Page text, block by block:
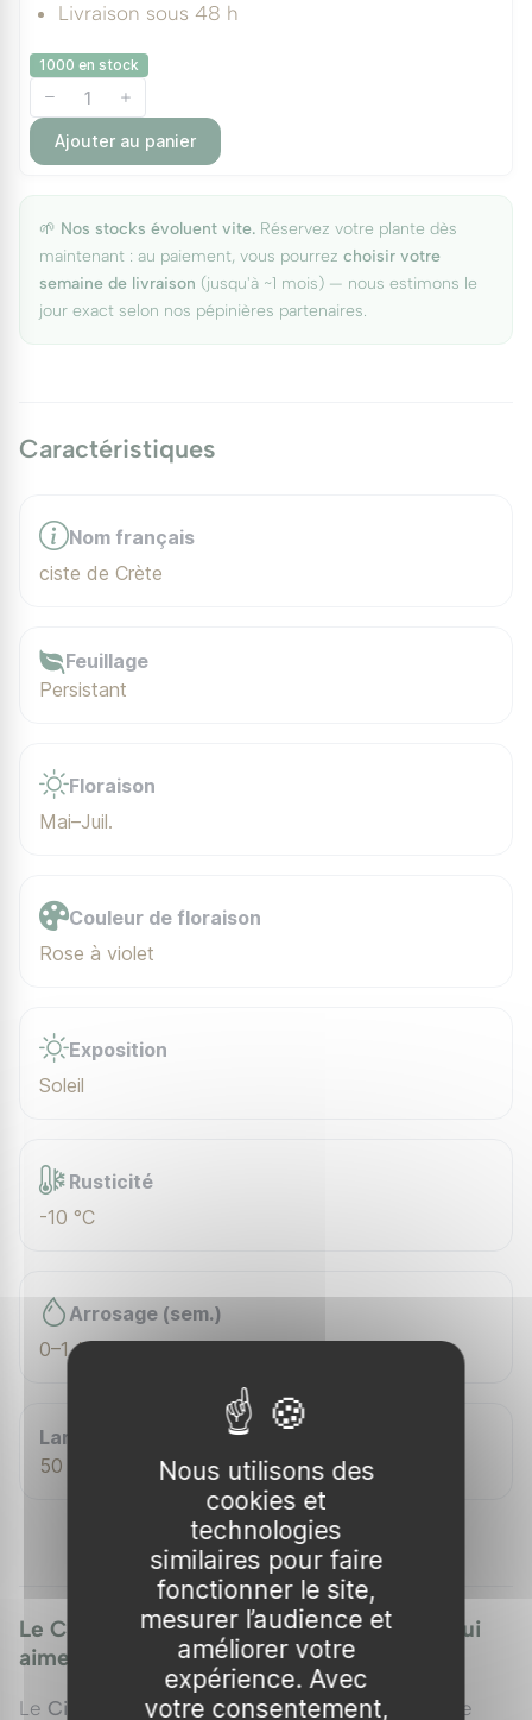
Livraison sous 48 h
1000 en stock
Ajouter au panier
🌱 Nos stocks évoluent vite. Réservez votre plante dès
maintenant : au paiement, vous pourrez choisir votre
semaine de livraison (jusqu'à ~1 mois) — nous estimons le
jour exact selon nos pépinières partenaires.
Caractéristiques
Nom français
ciste de Crète
Feuillage
Persistant
Floraison
Mai–Juil.
Couleur de floraison
Rose à violet
Exposition
Soleil
Rusticité
-10 °C
Arrosage (sem.)
0–1 / sem.
Largeur adulte
50 cm
Le Ciste de Crète : La "Rose de Rocaille" qui
aime le calcaire
Le Ciste de Crète(Cistus creticus) est l'essence
Nous utilisons des
cookies et
technologies
similaires pour faire
fonctionner le site,
mesurer l’audience et
améliorer votre
expérience. Avec
votre consentement,